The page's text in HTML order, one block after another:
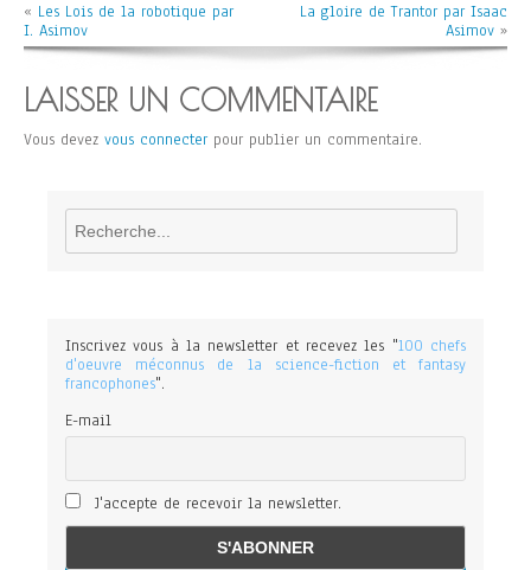
« Les Lois de la robotique par
I. Asimov
La gloire de Trantor par Isaac
Asimov »
LAISSER UN COMMENTAIRE
Vous devez vous connecter pour publier un commentaire.
Rechercher
Inscrivez vous à la newsletter et recevez les "100 chefs
d'oeuvre méconnus de la science-fiction et fantasy
francophones".
E-mail
J'accepte de recevoir la newsletter.